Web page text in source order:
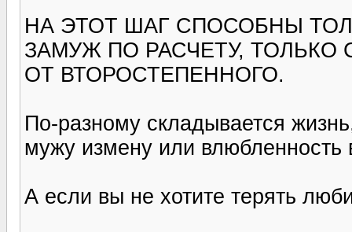
НА ЭТОТ ШАГ СПОСОБНЫ
ЗАМУЖ ПО РАСЧЕТУ,
ОТ ВТОРОСТЕПЕННОГО.
По-разному складывается
мужу измену или влюбленность
А если вы не хотите терять